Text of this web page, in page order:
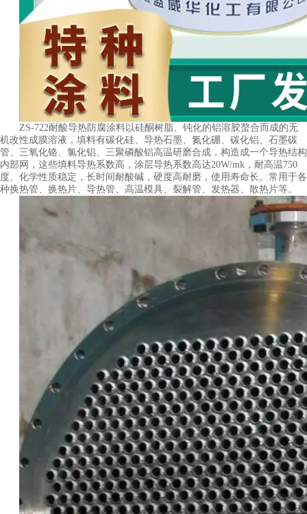
ZS-722耐酸导热防腐涂料以硅酮树脂、钝化的铝溶胶螯合而成的无
机改性成膜溶液，填料有碳化硅、导热石墨、氮化硼、碳化铝、石墨碳
管、三氧化铬、氯化铝、三聚磷酸铝高温研磨合成，构造成一个导热结构
内部网，这些填料导热系数高，涂层导热系数高达20W/mk，耐高温750
度、化学性质稳定，长时间耐酸碱，硬度高耐磨，使用寿命长。常用于各
种换热管、换热片、导热管、高温模具、裂解管、发热器、散热片等。